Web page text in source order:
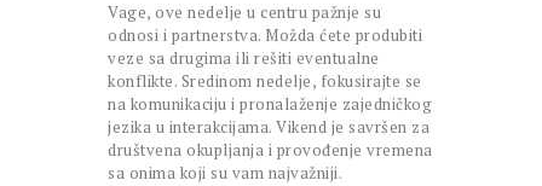
Vage, ove nedelje u centru pažnje su
odnosi i partnerstva. Možda ćete produbiti
veze sa drugima ili rešiti eventualne
konflikte. Sredinom nedelje, fokusirajte se
na komunikaciju i pronalaženje zajedničkog
jezika u interakcijama. Vikend je savršen za
društvena okupljanja i provođenje vremena
sa onima koji su vam najvažniji.